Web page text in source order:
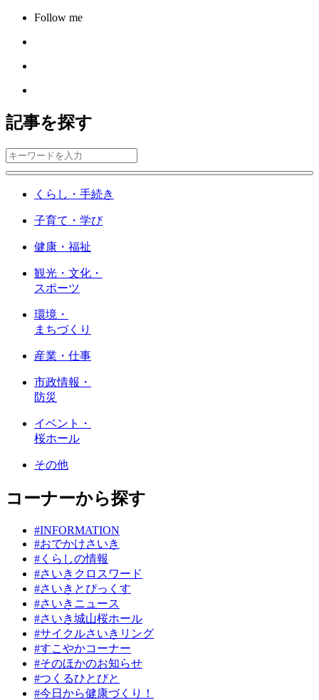
Follow me
記事を探す
くらし・手続き
子育て・学び
健康・福祉
観光・文化・
スポーツ
環境・
まちづくり
産業・仕事
市政情報・
防災
イベント・
桜ホール
その他
コーナーから探す
#INFORMATION
#おでかけさいき
#くらしの情報
#さいきクロスワード
#さいきとぴっくす
#さいきニュース
#さいき城山桜ホール
#サイクルさいきリング
#すこやかコーナー
#そのほかのお知らせ
#つくるひとびと
#今日から健康づくり！